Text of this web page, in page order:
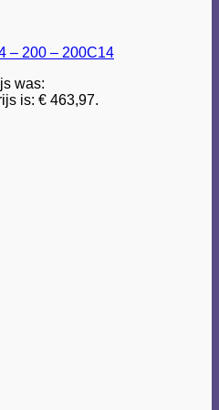
– 200 – 200C14
was:
is: € 463,97.